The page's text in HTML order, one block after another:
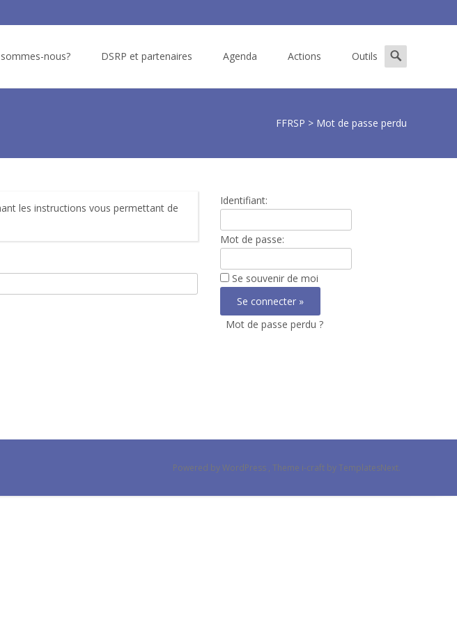
nous? DSRP et partenaires Agenda Actions Outils
Search
for:
FFRSP > Mot de passe perdu
les instructions vous permettant de
Identifiant:
Mot de passe:
Se souvenir de moi
Mot de passe perdu ?
Powered by WordPress , Theme i-craft by TemplatesNext.